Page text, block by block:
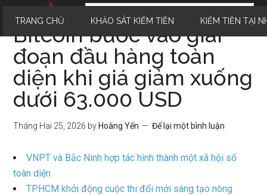
TRANG CHỦ KHẢO SÁT KIẾM TIỀN KIẾM TIỀN TẠI
Bitcoin bước vào giai
đoạn đầu hàng toàn
diện khi giá giảm xuống
dưới 63.000 USD
Tháng Hai 25, 2026 by Hoàng Yến Để lại một bình luận
VNPT và Bắc Ninh hợp tác hình thành một xã hội số
toàn diện
TPHCM khởi động cuộc thi đổi mới sáng tạo nông